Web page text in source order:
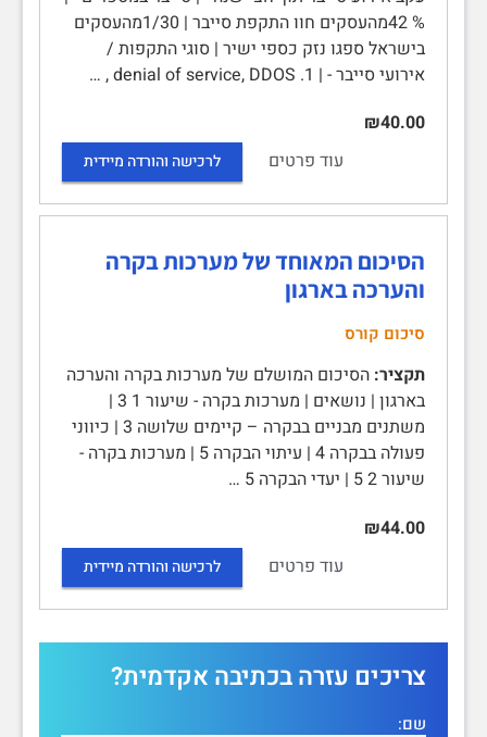
% 42מהעסקים חוו התקפת סייבר | 1/30מהעסקים
בישראל ספגו נזק כספי ישיר | סוגי התקפות /
אירועי סייבר - | 1. denial of service, DDOS , …
₪40.00
עוד פרטים
לרכישה והורדה מיידית
הסיכום המאוחד של מערכות בקרה
והערכה בארגון
סיכום קורס
תקציר: הסיכום המושלם של מערכות בקרה והערכה
בארגון | נושאים | מערכות בקרה - שיעור 1 3 |
משתנים מבניים בבקרה – קיימים שלושה 3 | כיווני
פעולה בבקרה 4 | עיתוי הבקרה 5 | מערכות בקרה -
שיעור 2 5 | יעדי הבקרה 5 …
₪44.00
עוד פרטים
לרכישה והורדה מיידית
צריכים עזרה בכתיבה אקדמית?
שם: